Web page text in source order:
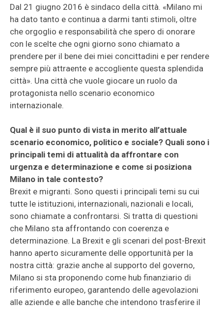
Dal 21 giugno 2016 è sindaco della città. «Milano mi
ha dato tanto e continua a darmi tanti stimoli, oltre
che orgoglio e responsabilità che spero di onorare
con le scelte che ogni giorno sono chiamato a
prendere per il bene dei miei concittadini e per rendere
sempre più attraente e accogliente questa splendida
città». Una città che vuole giocare un ruolo da
protagonista nello scenario economico
internazionale.
Qual è il suo punto di vista in merito all’attuale
scenario economico, politico e sociale? Quali sono i
principali temi di attualità da affrontare con
urgenza e determinazione e come si posiziona
Milano in tale contesto?
Brexit e migranti. Sono questi i principali temi su cui
tutte le istituzioni, internazionali, nazionali e locali,
sono chiamate a confrontarsi. Si tratta di questioni
che Milano sta affrontando con coerenza e
determinazione. La Brexit e gli scenari del post-Brexit
hanno aperto sicuramente delle opportunità per la
nostra città: grazie anche al supporto del governo,
Milano si sta proponendo come hub finanziario di
riferimento europeo, garantendo delle agevolazioni
alle aziende e alle banche che intendono trasferire il